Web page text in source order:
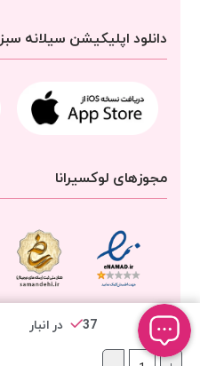
37 در انبار
دانلود اپلیکیشن سیلانه سبز
مجوزهای لوکسیرانا